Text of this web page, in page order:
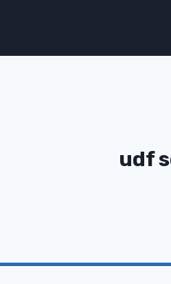
udf